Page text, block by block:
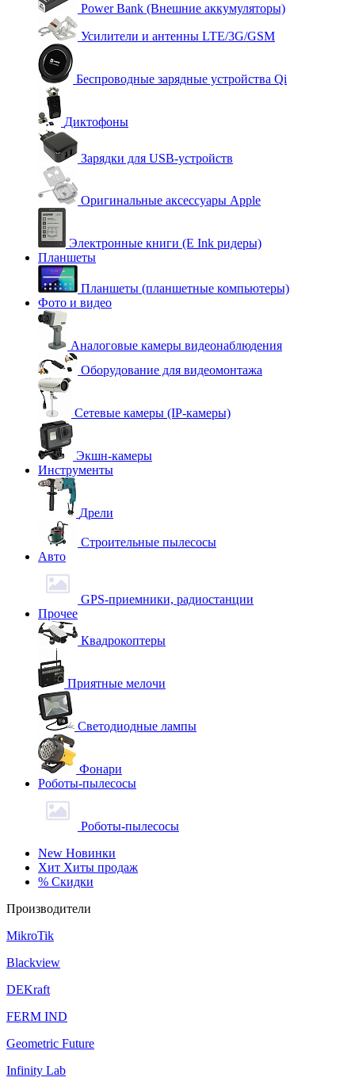
Power Bank (Внешние аккумуляторы)
Усилители и антенны LTE/3G/GSM
Беспроводные зарядные устройства Qi
Диктофоны
Зарядки для USB-устройств
Оригинальные аксессуары Apple
Электронные книги (E Ink ридеры)
Планшеты
Планшеты (планшетные компьютеры)
Фото и видео
Аналоговые камеры видеонаблюдения
Оборудование для видеомонтажа
Сетевые камеры (IP-камеры)
Экшн-камеры
Инструменты
Дрели
Строительные пылесосы
Авто
GPS-приемники, радиостанции
Прочее
Квадрокоптеры
Приятные мелочи
Светодиодные лампы
Фонари
Роботы-пылесосы
Роботы-пылесосы
New Новинки
Хит Хиты продаж
% Скидки
Производители
MikroTik
Blackview
DEKraft
FERM IND
Geometric Future
Infinity Lab